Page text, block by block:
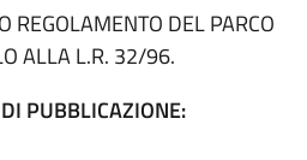
REGOLAMENTO DEL PARCO
ALLA L.R. 32/96.
PUBBLICAZIONE: